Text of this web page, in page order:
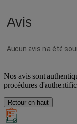
Nos avis sont
procédures
Retour en haut